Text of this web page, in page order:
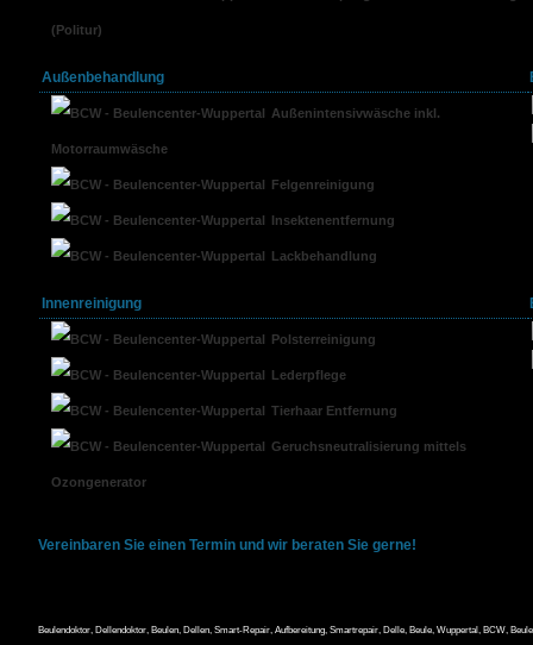
(Politur)
Außenbehandlung
Außenintensivwäsche inkl.
Motorraumwäsche
Felgenreinigung
Insektenentfernung
Lackbehandlung
Innenreinigung
Polsterreinigung
Lederpflege
Tierhaar Entfernung
Geruchsneutralisierung mittels
Ozongenerator
Vereinbaren Sie einen Termin und wir beraten Sie gerne!
Beulendoktor, Dellendoktor, Beulen, Dellen, Smart-Repair, Aufbereitung, Smartrepair, Delle, Beule, Wuppertal, BCW,